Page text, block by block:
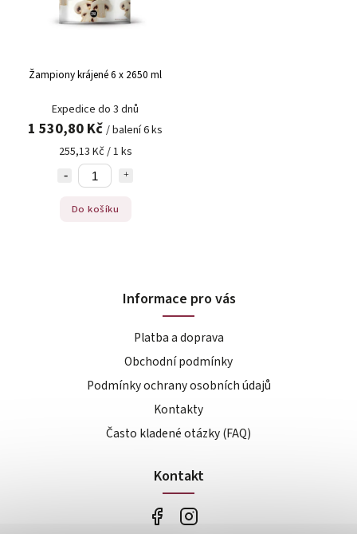
Žampiony krájené 6 x 2650 ml
Expedice do 3 dnů
1 530,80 Kč / balení 6 ks
255,13 Kč / 1 ks
Do košíku
Informace pro vás
Platba a doprava
Obchodní podmínky
Podmínky ochrany osobních údajů
Kontakty
Často kladené otázky (FAQ)
Kontakt